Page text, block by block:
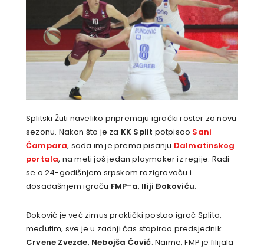
Splitski Žuti naveliko pripremaju igrački roster za novu
sezonu. Nakon što je za KK Split potpisao Sani
Čampara, sada im je prema pisanju Dalmatinskog
portala, na meti još jedan playmaker iz regije. Radi
se o 24-godišnjem srpskom razigravaču i
dosadašnjem igraču FMP-a, Iliji Đokoviću.
Đoković je već zimus praktički postao igrač Splita,
međutim, sve je u zadnji čas stopirao predsjednik
Crvene Zvezde, Nebojša Čović. Naime, FMP je filijala